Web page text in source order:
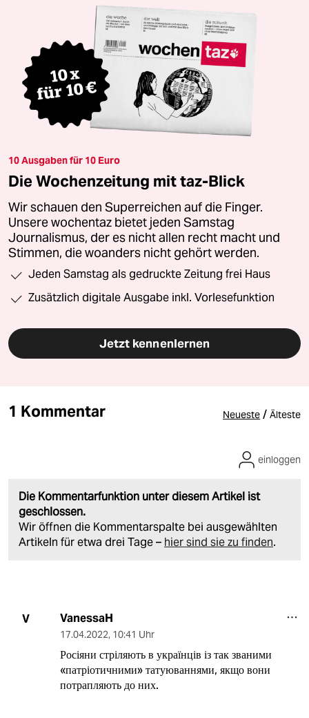
10 Ausgaben für 10 Euro
Die Wochenzeitung mit taz-Blick
Wir schauen den Superreichen auf die Finger.
Unsere wochentaz bietet jeden Samstag
Journalismus, der es nicht allen recht macht und
Stimmen, die woanders nicht gehört werden.
Jeden Samstag als gedruckte Zeitung frei Haus
Zusätzlich digitale Ausgabe inkl. Vorlesefunktion
Jetzt kennenlernen
1 Kommentar Neueste / Älteste
Die Kommentarfunktion unter diesem Artikel ist
geschlossen.
Wir öffnen die Kommentarspalte bei ausgewählten
Artikeln für etwa drei Tage – hier sind sie zu finden.
einloggen
V VanessaH
17.04.2022, 10:41 Uhr
Росіяни стріляють в українців із так званими
«патріотичними» татуюваннями, якщо вони
потрапляють до них.